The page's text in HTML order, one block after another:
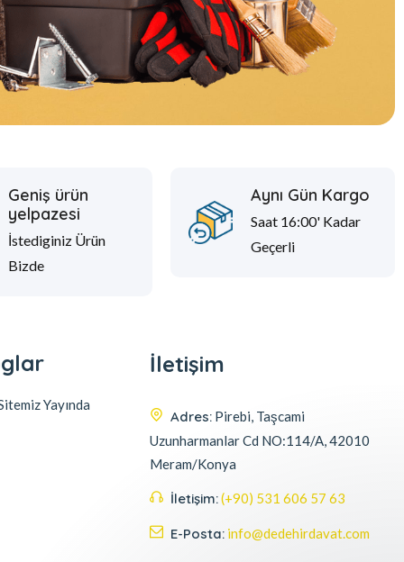
Geniş ürün
yelpazesi
İstediginiz Ürün
Bizde
Aynı Gün Kargo
Saat 16:00' Kadar
Geçerli
Yayında
İletişim
Adres: Pirebi, Taşcami
Uzunharmanlar Cd NO:114/A, 42010
Meram/Konya
İletişim:(+90) 531 606 57 63
E-Posta: info@dedehirdavat.com